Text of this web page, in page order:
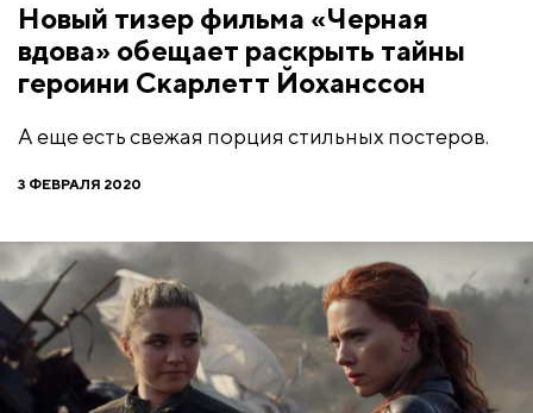
Новый тизер фильма «Черная
вдова» обещает раскрыть тайны
героини Скарлетт Йоханссон
А еще есть свежая порция стильных постеров.
3 ФЕВРАЛЯ 2020